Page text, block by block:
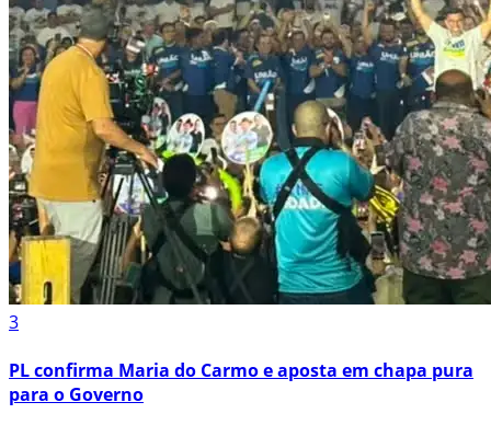
3
PL confirma Maria do Carmo e aposta em chapa pura
para o Governo